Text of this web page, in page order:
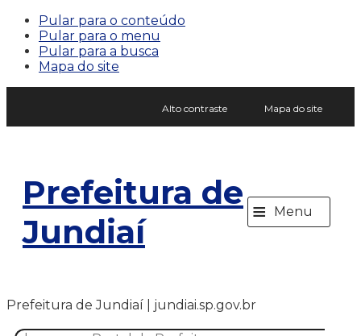
Pular para o conteúdo
Pular para o menu
Pular para a busca
Mapa do site
Alto contraste Mapa do site
Prefeitura de
Jundiaí
≡ Menu
Prefeitura de Jundiaí | jundiai.sp.gov.br